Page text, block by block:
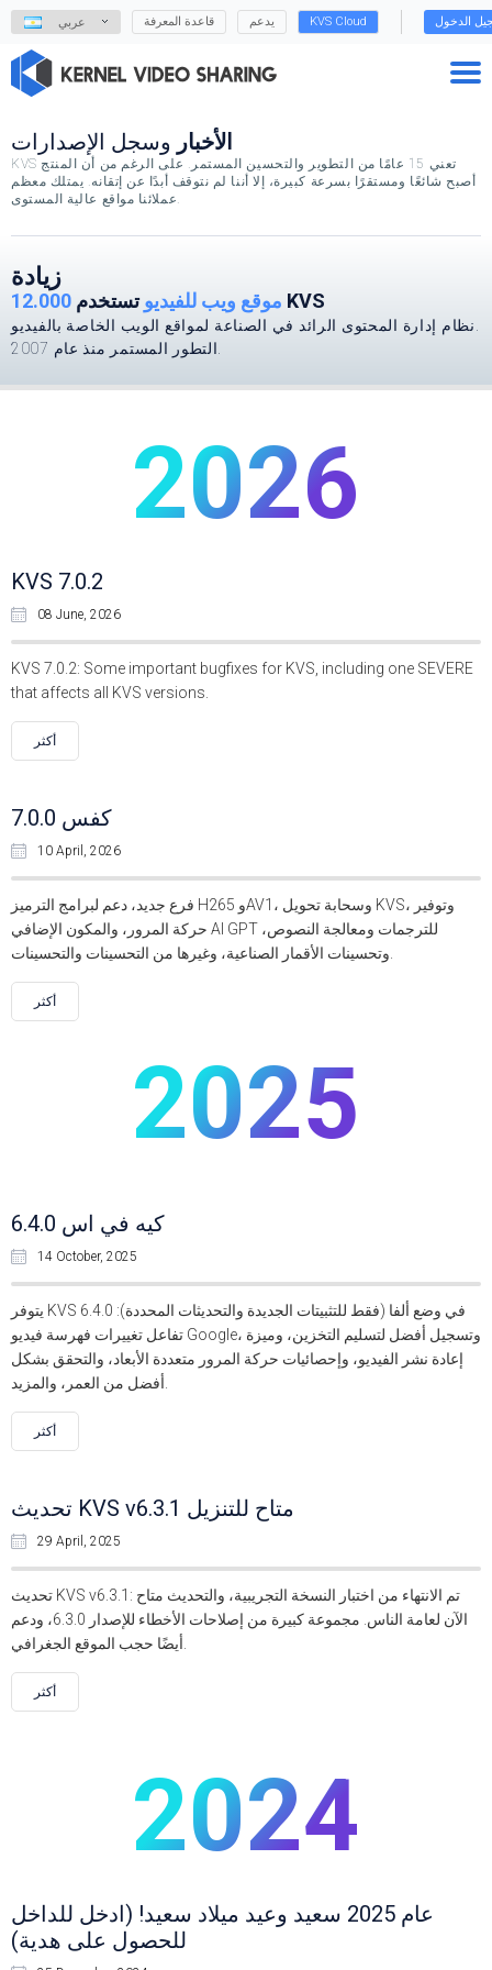
عربي قاعدة المعرفة يدعم KVS Cloud الدخول
الأخبار وسجل الإصدارات
KVS تعني 15 عامًا من التطوير والتحسين المستمر. على الرغم من أن المنتج
أصبح شائعًا ومستقرًا بسرعة كبيرة، إلا أننا لم نتوقف أبدًا عن إتقانه. يمتلك معظم
عملائنا مواقع عالية المستوى.
زيادة
12.000 موقع ويب للفيديو تستخدم KVS
2026
KVS 7.0.2
08 June, 2026
KVS 7.0.2: Some important bugfixes for KVS, including one SEVERE
that affects all KVS versions.
أكثر
كفس 7.0.0
10 April, 2026
فرع جديد، دعم لبرامج الترميز H265 وAV1، وسحابة تحويل KVS، وتوفير
حركة المرور، والمكون الإضافي AI GPT للترجمات ومعالجة النصوص،
أكثر
2025
كيه في اس 6.4.0
14 October, 2025
يتوفر KVS 6.4.0 في وضع ألفا (فقط للتثبيتات الجديدة والتحديثات المحددة):
تفاعل تغييرات فهرسة فيديو Google، وتسجيل أفضل لتسليم التخزين، وميزة
إعادة نشر الفيديو، وإحصائيات حركة المرور متعددة الأبعاد، والتحقق بشكل
أكثر
تحديث KVS v6.3.1 متاح للتنزيل
29 April, 2025
تحديث KVS v6.3.1: تم الانتهاء من اختبار النسخة التجريبية، والتحديث متاح
الآن لعامة الناس. مجموعة كبيرة من إصلاحات الأخطاء للإصدار 6.3.0، ودعم
أكثر
2024
عام 2025 سعيد وعيد ميلاد سعيد! (ادخل للداخل
للحصول على هدية)